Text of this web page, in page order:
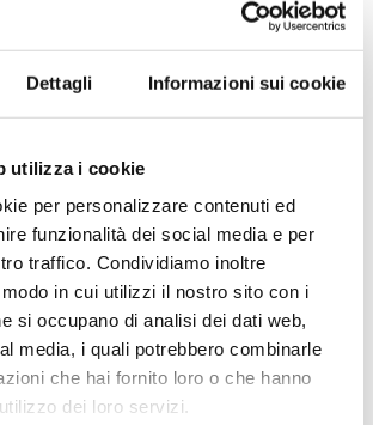
Dettagli Informazioni sui cookie
utilizza i cookie
per personalizzare contenuti ed
funzionalità dei social media e per
traffico. Condividiamo inoltre
in cui utilizzi il nostro sito con i
si occupano di analisi dei dati web,
media, i quali potrebbero combinarle
che hai fornito loro o che hanno
dei loro servizi.
Il
prezzo
originale
era:
344 €.
258€Il
prezzo
attuale
258 €.